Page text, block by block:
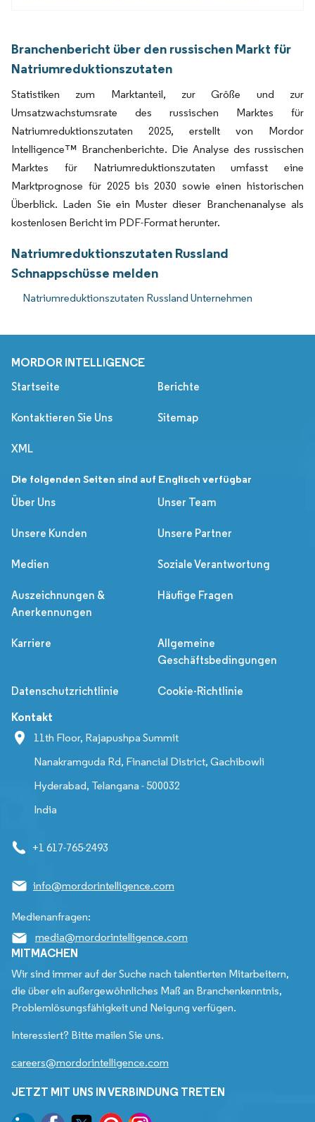
Branchenbericht über den russischen Markt für
Natriumreduktionszutaten
Statistiken zum Marktanteil, zur Größe und zur
Umsatzwachstumsrate des russischen Marktes für
Natriumreduktionszutaten 2025, erstellt von Mordor
Intelligence™ Branchenberichte. Die Analyse des russischen
Marktes für Natriumreduktionszutaten umfasst eine
Marktprognose für 2025 bis 2030 sowie einen historischen
Überblick. Laden Sie ein Muster dieser Branchenanalyse als
kostenlosen Bericht im PDF-Format herunter.
Natriumreduktionszutaten Russland
Schnappschüsse melden
Natriumreduktionszutaten Russland Unternehmen
MORDOR INTELLIGENCE
Startseite Berichte
Kontaktieren Sie Uns Sitemap
XML
Die folgenden Seiten sind auf Englisch verfügbar
Über Uns
Unser Team
Unsere Kunden Unsere Partner
Medien Soziale Verantwortung
Auszeichnungen &
Anerkennungen
Häufige Fragen
Karriere
Allgemeine
Geschäftsbedingungen
Datenschutzrichtlinie Cookie-Richtlinie
Kontakt
11th Floor, Rajapushpa Summit
Nanakramguda Rd, Financial District, Gachibowli
Hyderabad, Telangana - 500032
India
+1 617-765-2493
info@mordorintelligence.com
Medienanfragen:
media@mordorintelligence.com
MITMACHEN
Wir sind immer auf der Suche nach talentierten Mitarbeitern,
die über ein außergewöhnliches Maß an Branchenkenntnis,
Problemlösungsfähigkeit und Neigung verfügen.
Interessiert? Bitte mailen Sie uns.
careers@mordorintelligence.com
JETZT MIT UNS IN VERBINDUNG TRETEN